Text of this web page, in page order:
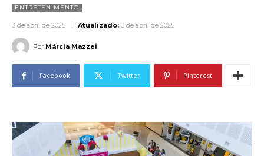
ENTRETENIMENTO
3 de abril de 2025 Atualizado: 3 de abril de 2025
Por Márcia Mazzei
Facebook Twitter Pinterest